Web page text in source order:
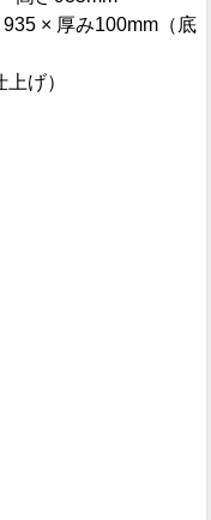
× 厚み100mm（底
げ）